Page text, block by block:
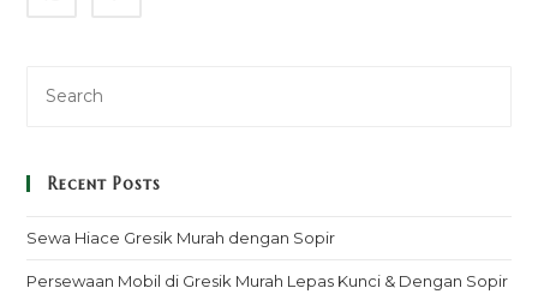
Recent Posts
Sewa Hiace Gresik Murah dengan Sopir
Persewaan Mobil di Gresik Murah Lepas Kunci & Dengan Sopir